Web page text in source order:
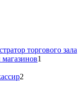
торгового зала
1
2